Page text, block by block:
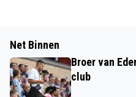
Net Binnen
Broer van
club